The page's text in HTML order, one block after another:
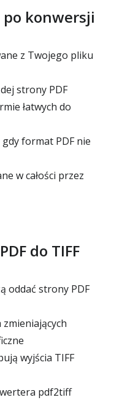
po konwersji
z Twojego pliku
strony PDF
łatwych do
format PDF nie
w całości przez
do TIFF
oddać strony PDF
wyjścia TIFF
pdf2tiff